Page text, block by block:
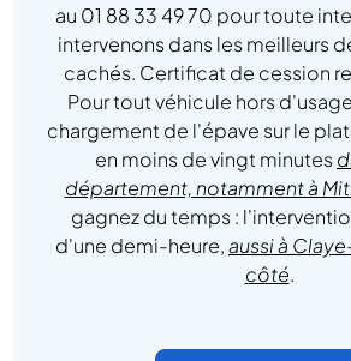
au 01 88 33 49 70 pour toute
intervenons dans les meilleurs
cachés. Certificat de cession
Pour tout véhicule hors
chargement de l'épave sur le
en moins de vingt minutes
département, notamment à
gagnez du temps :
d'une demi-heure,aussi à
côté.